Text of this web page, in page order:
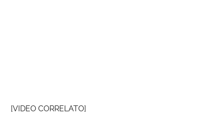
[VIDEO CORRELATO]